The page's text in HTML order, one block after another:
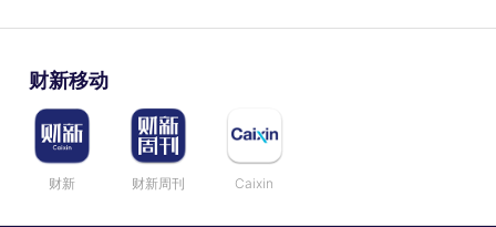
财新移动
财新 财新周刊 Caixin